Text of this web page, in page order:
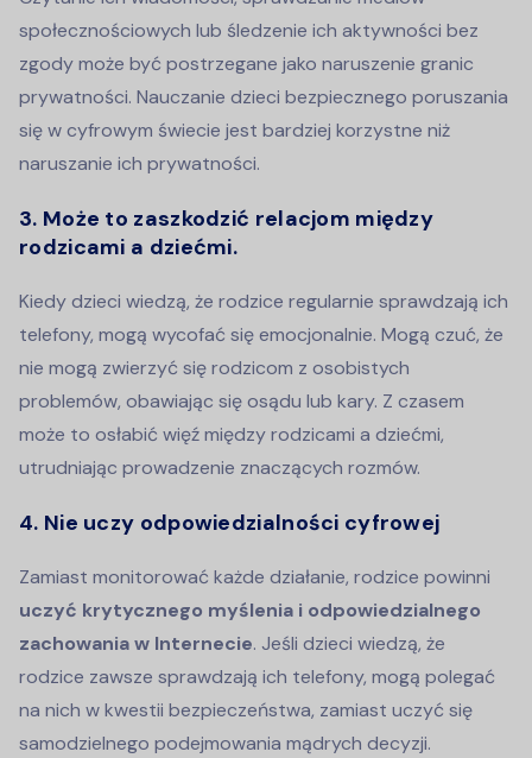
społecznościowych lub śledzenie ich aktywności bez
zgody może być postrzegane jako naruszenie granic
prywatności. Nauczanie dzieci bezpiecznego poruszania
się w cyfrowym świecie jest bardziej korzystne niż
naruszanie ich prywatności.
3. Może to zaszkodzić relacjom między
rodzicami a dziećmi.
Kiedy dzieci wiedzą, że rodzice regularnie sprawdzają ich
telefony, mogą wycofać się emocjonalnie. Mogą czuć, że
nie mogą zwierzyć się rodzicom z osobistych
problemów, obawiając się osądu lub kary. Z czasem
może to osłabić więź między rodzicami a dziećmi,
utrudniając prowadzenie znaczących rozmów.
4. Nie uczy odpowiedzialności cyfrowej
Zamiast monitorować każde działanie, rodzice powinni
uczyć krytycznego myślenia i odpowiedzialnego
zachowania w Internecie. Jeśli dzieci wiedzą, że
rodzice zawsze sprawdzają ich telefony, mogą polegać
na nich w kwestii bezpieczeństwa, zamiast uczyć się
samodzielnego podejmowania mądrych decyzji.